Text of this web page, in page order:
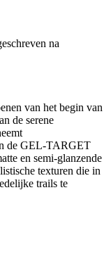
na
van het begin van
de serene
de GEL-TARGET
en semi-glanzende
texturen die in
trails te